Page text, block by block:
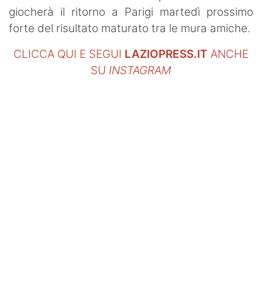
giocherà il ritorno a Parigi martedì prossimo
forte del risultato maturato tra le mura amiche.
CLICCA QUI E SEGUI LAZIOPRESS.IT ANCHE
SU INSTAGRAM